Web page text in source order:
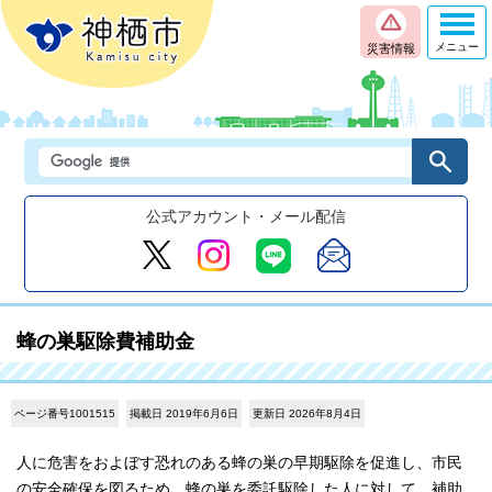
災害情報
公式アカウント・メール配信
メニュー
蜂の巣駆除費補助金
ページ番号1001515 掲載日 2019年6月6日 更新日 2026年8月4日
人に危害をおよぼす恐れのある蜂の巣の早期駆除を促進し、市民